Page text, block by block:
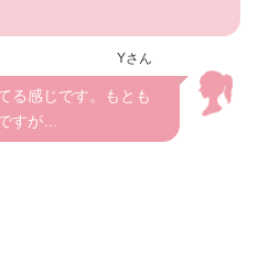
Yさん
る感じです。もとも
すが…